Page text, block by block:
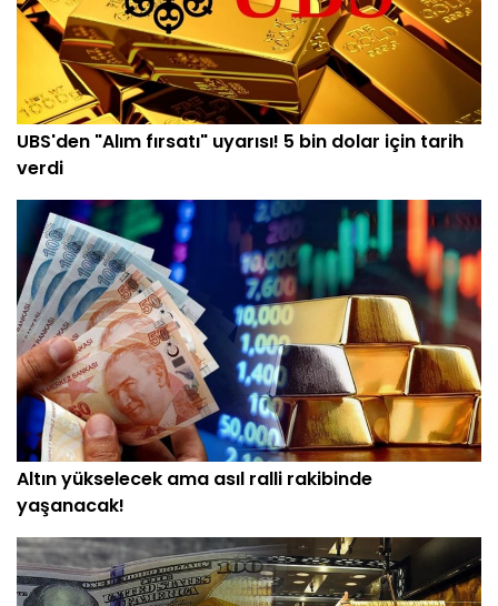
UBS'den "Alım fırsatı" uyarısı! 5 bin dolar için tarih
verdi
Altın yükselecek ama asıl ralli rakibinde
yaşanacak!